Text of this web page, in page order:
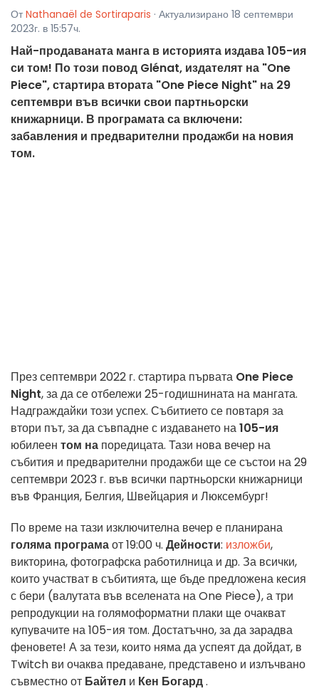
От Nathanaël de Sortiraparis · Актуализирано 18 септември
2023г. в 15:57ч.
Най-продаваната манга в историята издава 105-ия
си том! По този повод Glénat, издателят на "One
Piece", стартира втората "One Piece Night" на 29
септември във всички свои партньорски
книжарници. В програмата са включени:
забавления и предварителни продажби на новия
том.
През септември 2022 г. стартира първата One Piece
Night, за да се отбележи 25-годишнината на мангата.
Надграждайки този успех. Събитието се повтаря за
втори път, за да съвпадне с издаването на105-ия
юбилеен том на поредицата. Тази нова вечер на
събития и предварителни продажби ще се състои на 29
септември 2023 г. във всички партньорски книжарници
във Франция, Белгия, Швейцария и Люксембург!
По време на тази изключителна вечер е планирана
голяма програмаот 19:00 ч. Дейности: изложби,
викторина, фотографска работилница и др. За всички,
които участват в събитията, ще бъде предложена кесия
с бери (валутата във вселената на One Piece), а три
репродукции на голямоформатни плаки ще очакват
купувачите на 105-ия том. Достатъчно, за да зарадва
феновете! А за тези, които няма да успеят да дойдат, в
Twitch ви очаква предаване, представено и излъчвано
съвместно от Байтел и Кен Богард.